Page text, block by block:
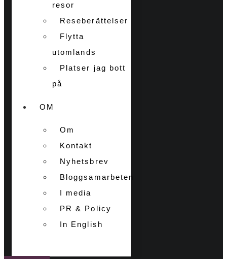
resor
Reseberättelser
Flytta
utomlands
Platser jag bott
på
OM
Om
Kontakt
Nyhetsbrev
Bloggsamarbeten
I media
PR & Policy
In English